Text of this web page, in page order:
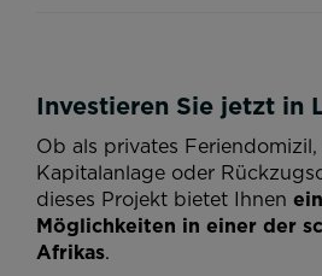
Investieren Sie jetzt in
Ob als privates
Kapitalanlage oder
dieses Projekt bietet Ihnen
Möglichkeiten in einer der
Afrikas.